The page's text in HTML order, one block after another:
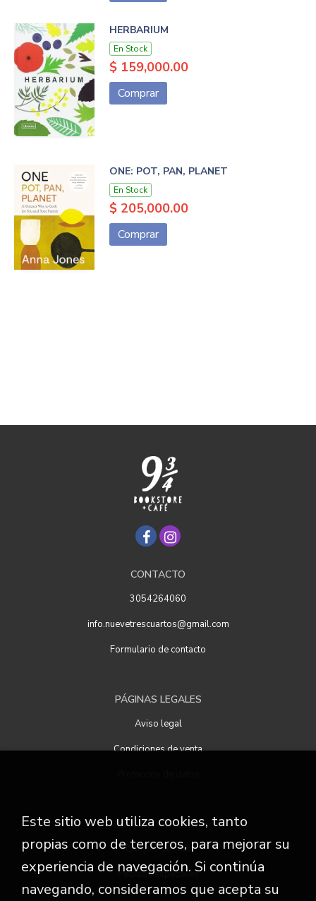
HERBARIUM
En Stock
$ 159,000.00
Comprar
ONE: POT, PAN, PLANET
En Stock
$ 205,000.00
Comprar
CONTACTO
3054264060
info.nuevetrescuartos@gmail.com
Formulario de contacto
PÁGINAS LEGALES
Aviso legal
Condiciones de venta
ATENCIÓN AL CLIENTE
Quiénes somos
Pedidos especiales
Este sitio web utiliza cookies, tanto
propias como de terceros, para mejorar su
experiencia de navegación. Si continúa
navegando, consideramos que acepta su